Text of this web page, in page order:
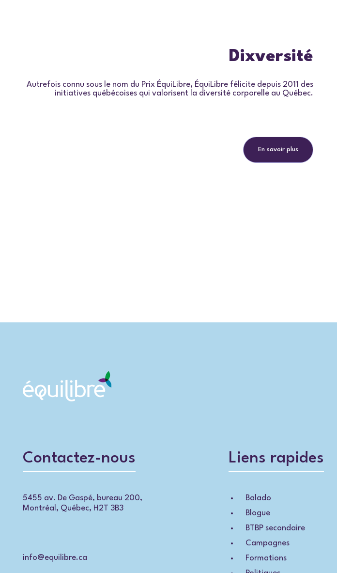
Dixversité
Autrefois connu sous le nom du Prix ÉquiLibre, ÉquiLibre félicite depuis 2011 des
initiatives québécoises qui valorisent la diversité corporelle au Québec.
En savoir plus
Contactez-nous
5455 av. De Gaspé, bureau 200,
Montréal, Québec, H2T 3B3
info@equilibre.ca
Liens rapides
Balado
Blogue
BTBP secondaire
Campagnes
Formations